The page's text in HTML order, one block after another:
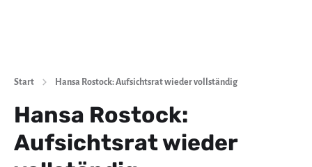
Start Hansa Rostock: Aufsichtsrat wieder vollständig
Hansa Rostock:
Aufsichtsrat wieder